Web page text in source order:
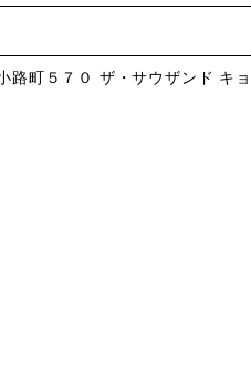
路町５７０ ザ・サウザンド キ